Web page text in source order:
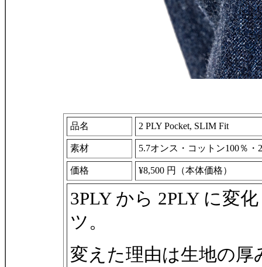
品名 2 PLY Pocket, SLIM Fit
素材 5.7オンス・コットン100％
価格 ¥8,500 円（本体価格）
3PLY から 2PLY に変
ツ。
変えた理由は生地の厚